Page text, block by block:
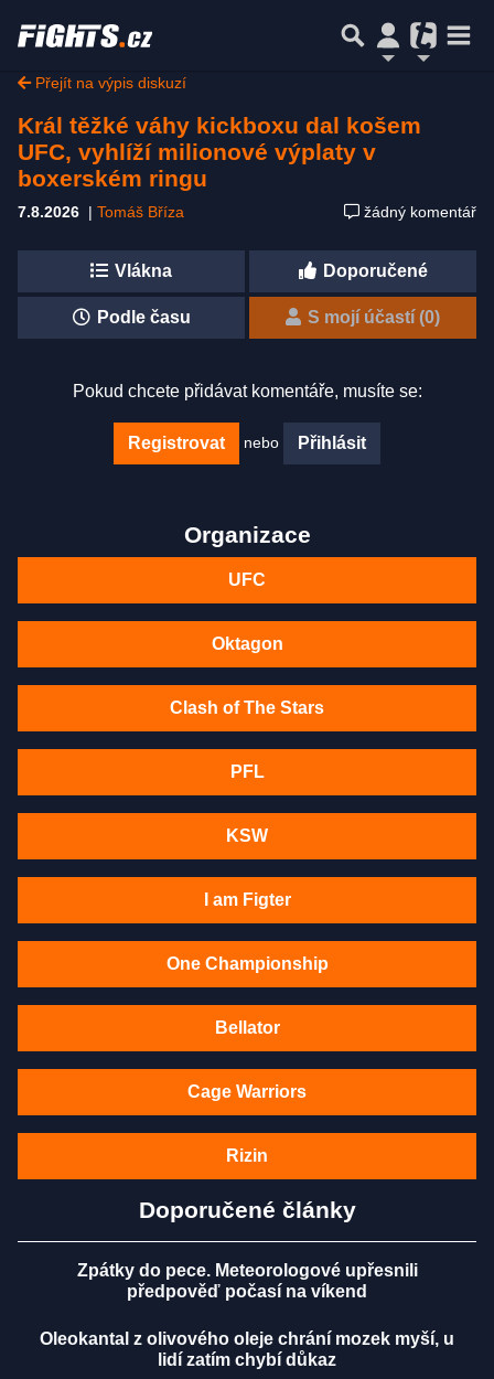
Přejít na výpis diskuzí
Král těžké váhy kickboxu dal košem
UFC, vyhlíží milionové výplaty v
boxerském ringu
7.8.2026 | Tomáš Bříza žádný komentář
Vlákna Doporučené
Podle času S mojí účastí (0)
Pokud chcete přidávat komentáře, musíte se:
Registrovat nebo Přihlásit
Organizace
UFC
Oktagon
Clash of The Stars
PFL
KSW
I am Figter
One Championship
Bellator
Cage Warriors
Rizin
Doporučené články
Zpátky do pece. Meteorologové upřesnili
předpověď počasí na víkend
Oleokantal z olivového oleje chrání mozek myší, u
lidí zatím chybí důkaz